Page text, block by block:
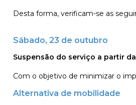
Desta forma, verificam-se as
Sábado, 23 de outubro
Suspensão do serviço a partir
Com o objetivo de minimizar o
Alternativa de mobilidade